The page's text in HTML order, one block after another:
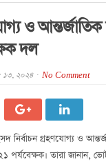
ও
দল
2024 No Comment
নির্বাচন গ্রহণযোগ্য ও
পর্যবেক্ষক। তারা জানান,